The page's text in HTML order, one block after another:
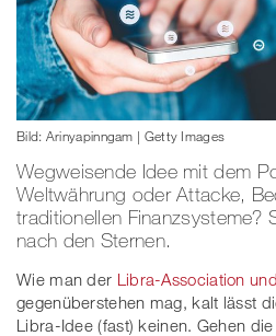
Bild: Arinyapinngam | Getty Images
Wegweisende Idee mit dem
Weltwährung oder Attacke,
traditionellen Finanzsysteme?
nach den Sternen.
Wie man der Libra-Association
gegenüberstehen mag, kalt lässt
Libra-Idee (fast) keinen. Gehen